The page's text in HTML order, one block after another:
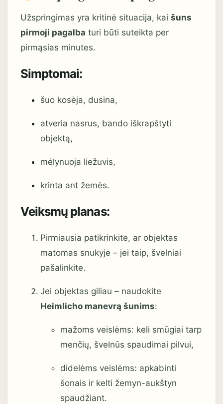
Užspringimas yra kritinė situacija, kai šuns
pirmoji pagalba turi būti suteikta per
pirmąsias minutes.
Simptomai:
šuo kosėja, dusina,
atveria nasrus, bando iškrapštyti
objektą,
mėlynuoja liežuvis,
krinta ant žemės.
Veiksmų planas:
Pirmiausia patikrinkite, ar objektas
matomas snukyje – jei taip, švelniai
pašalinkite.
Jei objektas giliau – naudokite
Heimlicho manevrą šunims:
mažoms veislėms: keli smūgiai tarp
menčių, švelnūs spaudimai pilvui,
didelėms veislėms: apkabinti
šonais ir kelti žemyn-aukštyn
spaudžiant.